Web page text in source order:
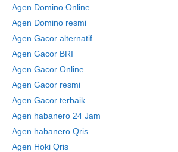
Agen Domino Online
Agen Domino resmi
Agen Gacor alternatif
Agen Gacor BRI
Agen Gacor Online
Agen Gacor resmi
Agen Gacor terbaik
Agen habanero 24 Jam
Agen habanero Qris
Agen Hoki Qris